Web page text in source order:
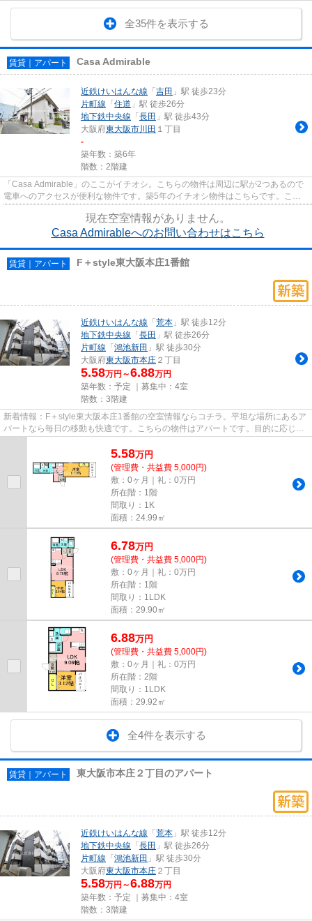
全35件を表示する
賃貸｜アパート Casa Admirable
近鉄けいはんな線 「吉田 」駅 徒歩23分
片町線 「住道 」駅 徒歩26分
地下鉄中央線 「長田 」駅 徒歩43分
大阪府東大阪市川田 １丁目
-
築年数：築6年
階数：2階建
「Casa Admirable」のここがイチオシ。こちらの物件は周辺に駅が2つあるので
電車へのアクセスが便利な物件です。築5年のイチオシ物件はこちらです。こち
らの物件はアパートです。当社...
現在空室情報がありません。
Casa Admirableへのお問い合わせはこちら
賃貸｜アパート F＋style東大阪本庄1番館
近鉄けいはんな線 「荒本 」駅 徒歩12分
地下鉄中央線 「長田 」駅 徒歩26分
片町線 「鴻池新田 」駅 徒歩30分
大阪府東大阪市本庄 ２丁目
5.58万円～6.88万円
築年数：予定 ｜募集中： 4室
階数：3階建
新着情報：F＋style東大阪本庄1番館の空室情報ならコチラ。平坦な場所にあるア
パートなら毎日の移動も快適です。こちらの物件はアパートです。目的に応じて
駅を選べることが、2駅利用...
5.58万円
(管理費・共益費 5,000円)
敷：0ヶ月｜礼：0万円
所在階：1階
間取り：1K
面積：24.99㎡
6.78万円
(管理費・共益費 5,000円)
敷：0ヶ月｜礼：0万円
所在階：1階
間取り：1LDK
面積：29.90㎡
6.88万円
(管理費・共益費 5,000円)
敷：0ヶ月｜礼：0万円
所在階：2階
間取り：1LDK
面積：29.92㎡
全4件を表示する
賃貸｜アパート 東大阪市本庄２丁目のアパート
近鉄けいはんな線 「荒本 」駅 徒歩12分
地下鉄中央線 「長田 」駅 徒歩26分
片町線 「鴻池新田 」駅 徒歩30分
大阪府東大阪市本庄 ２丁目
5.58万円～6.88万円
築年数：予定 ｜募集中： 4室
階数：3階建